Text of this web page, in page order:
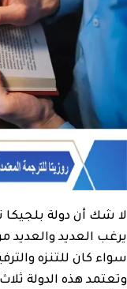
لا شك أن دولة بلجيكا
يرغب العديد والعديد
سواء كان للتنزه
وتعتمد هذه الدولة